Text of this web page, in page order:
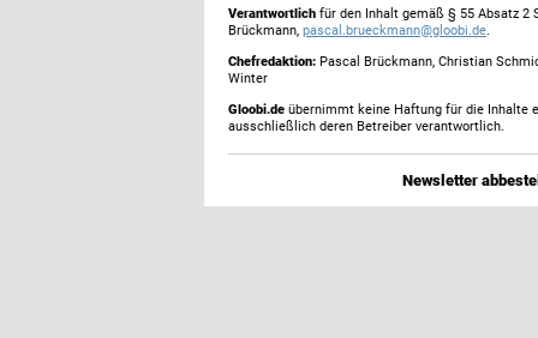
Verantwortlich für den Inhalt gemäß § 55 Absatz 2
Brückmann, pascal.brueckmann@gloobi.de.
Chefredaktion: Pascal Brückmann, Christian
Winter
Gloobi.de übernimmt keine Haftung für die Inhalte
ausschließlich deren Betreiber verantwortlich.
Newsletter